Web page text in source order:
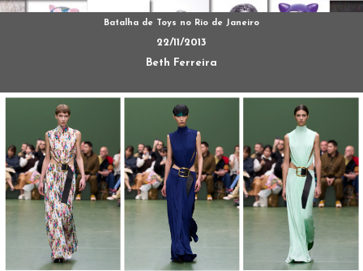
Batalha de Toys no Rio de Janeiro
22/11/2013
Beth Ferreira